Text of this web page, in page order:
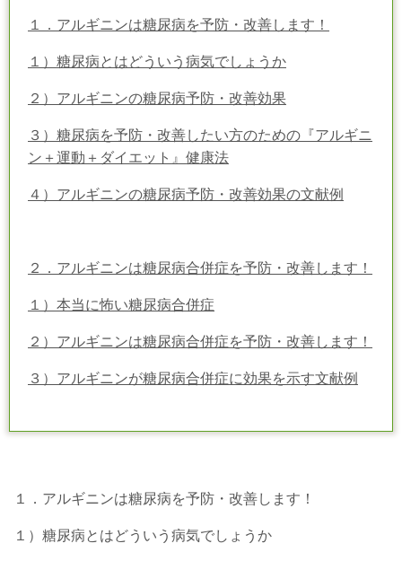
１．アルギニンは糖尿病を予防・改善します！
１）糖尿病とはどういう病気でしょうか
２）アルギニンの糖尿病予防・改善効果
３）糖尿病を予防・改善したい方のための『アルギニ
ン＋運動＋ダイエット』健康法
４）アルギニンの糖尿病予防・改善効果の文献例
２．アルギニンは糖尿病合併症を予防・改善します！
１）本当に怖い糖尿病合併症
２）アルギニンは糖尿病合併症を予防・改善します！
３）アルギニンが糖尿病合併症に効果を示す文献例
１．アルギニンは糖尿病を予防・改善します！
１）糖尿病とはどういう病気でしょうか